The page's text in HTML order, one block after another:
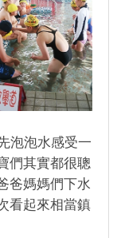
泡水感受一
們其實都很聰
爸媽媽們下水
看起來相當鎮